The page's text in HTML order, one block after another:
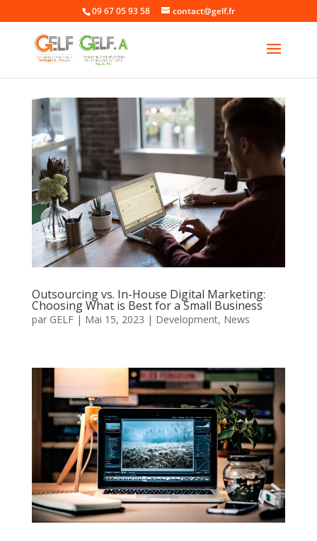
09 67 05 93 58 contact@gelf.fr
Outsourcing vs. In-House Digital Marketing:
Choosing What is Best for a Small Business
par GELF| Mai 15, 2023 | Development, News